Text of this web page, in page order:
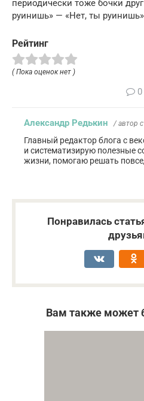
периодически тоже бочки
руинишь» — «Нет, ты
Рейтинг
( Пока оценок нет )
0
Александр Редькин / автор
Главный редактор блога с
и систематизирую полезные
жизни, помогаю решать
Понравилась
Вам также может